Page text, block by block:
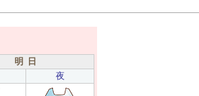
明 日
夜